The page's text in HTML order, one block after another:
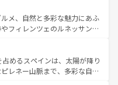
メ、自然と多彩な魅力にあふ
フィレンツェのルネッサンス
園風景やアマルフィ海岸の絶
い。観光の合間には、本場の
タリア料理を堪能することも
めるスペインは、太陽が降り
レネー山脈まで、多彩な自然